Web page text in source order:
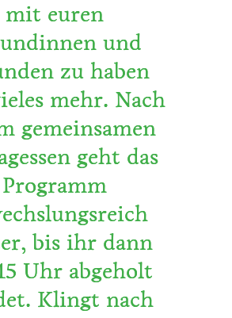
mit euren
und
zu haben
mehr. Nach
gemeinsamen
geht das
Programm
bis ihr dann
Uhr abgeholt
Klingt nach